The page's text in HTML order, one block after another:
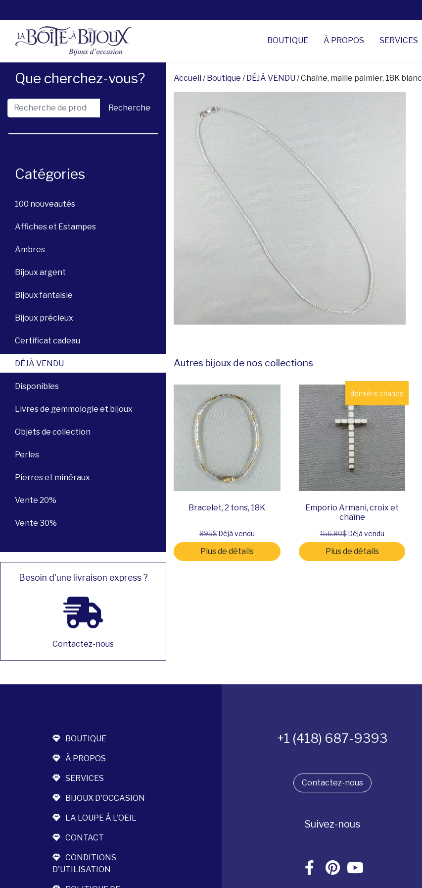
BOUTIQUE À PROPOS SERVICES
Que cherchez-vous?
Recherche pour : Recherche
Catégories
100 nouveautés
Affiches et Estampes
Ambres
Bijoux argent
Bijoux fantaisie
Bijoux précieux
Certificat cadeau
DÉJÀ VENDU
Disponibles
Livres de gemmologie et bijoux
Objets de collection
Perles
Pierres et minéraux
Vente 20%
Vente 30%
Besoin d'une livraison express ?
Contactez-nous
Accueil /Boutique /DÉJÀ VENDU / Chaîne, maille palmier, 18K blanc
Autres bijoux de nos collections
Bracelet, 2 tons, 18K
895$Déjà vendu
Plus de détails
dernière chance
Emporio Armani, croix et
chaîne
156.80$Déjà vendu
Plus de détails
BOUTIQUE
À PROPOS
SERVICES
BIJOUX D'OCCASION
LA LOUPE À L'OEIL
CONTACT
CONDITIONS
D'UTILISATION
+1 (418) 687-9393
Contactez-nous
Suivez-nous